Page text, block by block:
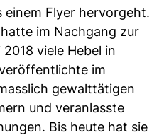
einem Flyer hervorgeht.
im Nachgang zur
viele Hebel in
im
gewalttätigen
und veranlasste
Bis heute hat sie